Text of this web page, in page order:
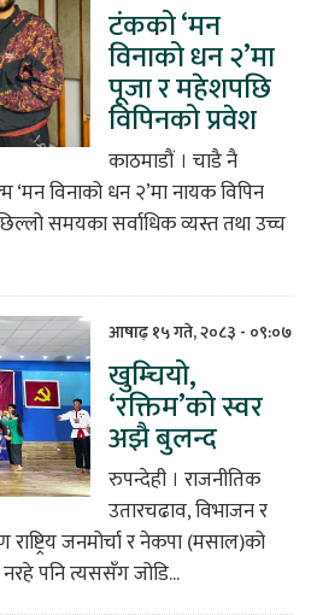
टंकको ‘मन
विनाको धन २’मा
पूजा र महेशपछि
विपिनको प्रवेश
काठमाडौं । चाडै नै
विनाको धन २’मा नायक विपिन
समयका सर्वाधिक व्यस्त तथा उच्च
आषाढ़ १५ गते, २०८३ - ०९:०७
खुम्चियो,
‘रक्तिम’को स्वर
अझै बुलन्द
रुपन्देही । राजनीतिक
उतारचढाव, विभाजन र
जनमोर्चा र नेकपा (मसाल)को
पनि त्यससँग जोडि...